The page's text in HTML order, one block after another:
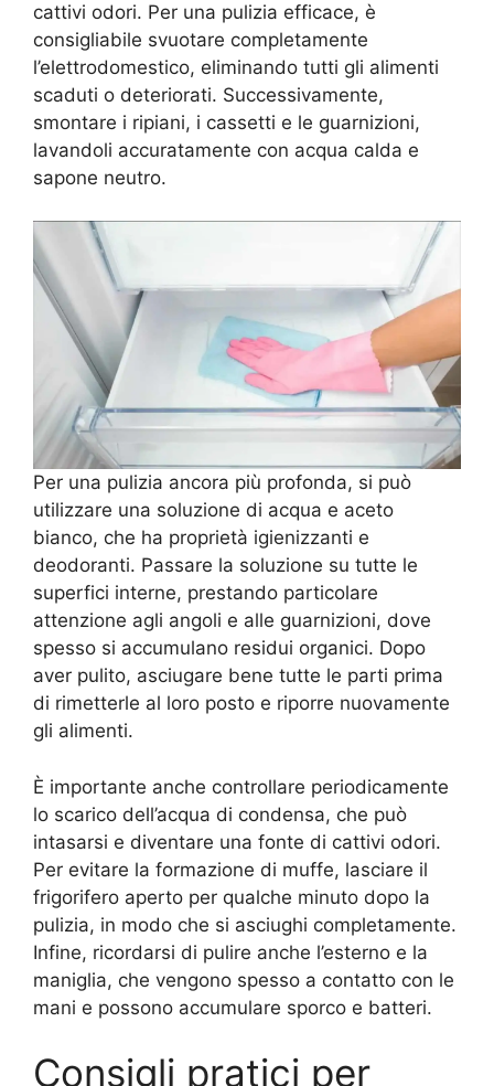
cattivi odori. Per una pulizia efficace, è
consigliabile svuotare completamente
l’elettrodomestico, eliminando tutti gli alimenti
scaduti o deteriorati. Successivamente,
smontare i ripiani, i cassetti e le guarnizioni,
lavandoli accuratamente con acqua calda e
sapone neutro.
Per una pulizia ancora più profonda, si può
utilizzare una soluzione di acqua e aceto
bianco, che ha proprietà igienizzanti e
deodoranti. Passare la soluzione su tutte le
superfici interne, prestando particolare
attenzione agli angoli e alle guarnizioni, dove
spesso si accumulano residui organici. Dopo
aver pulito, asciugare bene tutte le parti prima
di rimetterle al loro posto e riporre nuovamente
gli alimenti.
È importante anche controllare periodicamente
lo scarico dell’acqua di condensa, che può
intasarsi e diventare una fonte di cattivi odori.
Per evitare la formazione di muffe, lasciare il
frigorifero aperto per qualche minuto dopo la
pulizia, in modo che si asciughi completamente.
Infine, ricordarsi di pulire anche l’esterno e la
maniglia, che vengono spesso a contatto con le
mani e possono accumulare sporco e batteri.
Consigli pratici per